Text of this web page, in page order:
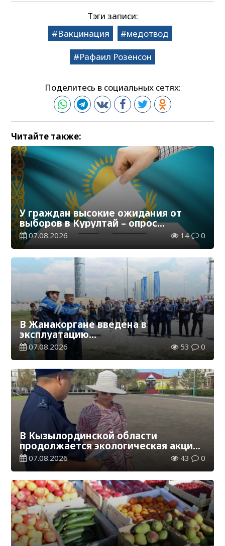
Тэги записи:
Вакцинация
медотвод
Рафаил Розенсон
Поделитесь в социальных сетях:
Читайте также:
У граждан высокие ожидания от
выборов в Курултай – опрос
общественного мнения
07.08.2026 14 0
В Жанакоргане введена в
эксплуатацию
водораспределительная станция
07.08.2026 53 0
В Кызылординской области
продолжается экологическая акция
«Таза Қазақстан»
07.08.2026 43 0